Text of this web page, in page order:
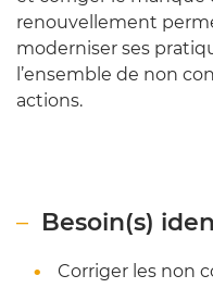
renouvellement
moderniser ses
l’ensemble de non
actions.
Besoin(s)
Corriger les non